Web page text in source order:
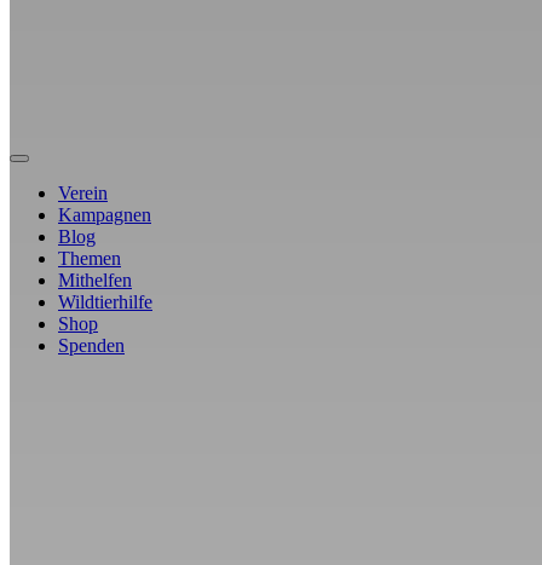
Verein
Kampagnen
Blog
Themen
Mithelfen
Wildtierhilfe
Shop
Spenden